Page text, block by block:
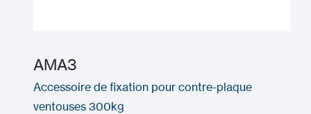
AMA3
Accessoire de fixation pour contre-plaque
ventouses 300kg